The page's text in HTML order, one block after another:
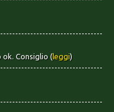
Consiglio (leggi)